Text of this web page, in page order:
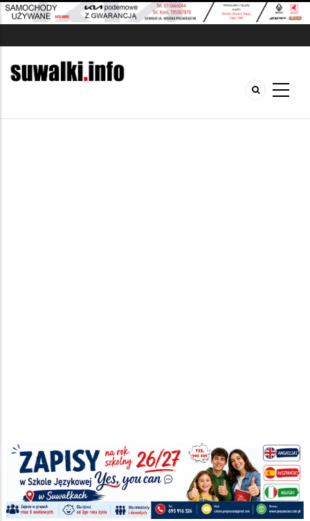
Ścieżka
nawigacyjna
Strona główna/Wiadomości /Artykuły /
Noc pod gołym niebem – co warto wiedzieć przed wypożyczeniem
namiotu?
FacebookPinterestTumblr
0 Reddit Share